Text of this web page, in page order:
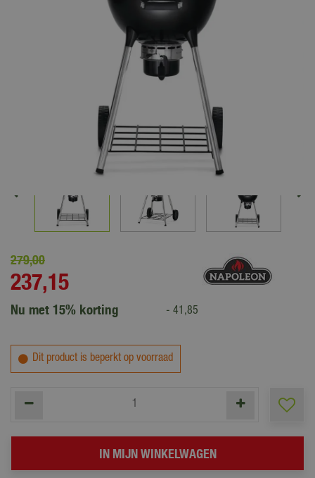
279,00
237,15
Nu met 15% korting - 41 ,85
Dit product is beperkt op voorraad